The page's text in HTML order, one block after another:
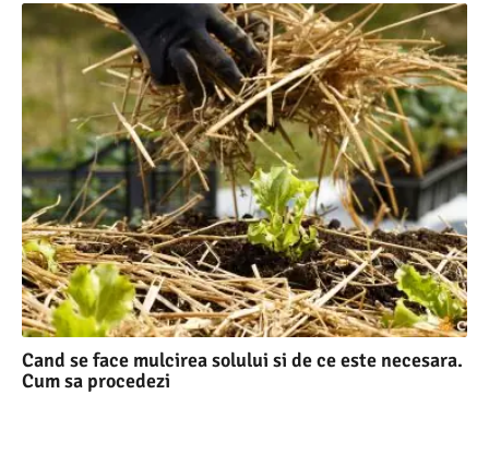
Cand se face mulcirea solului si de ce este necesara.
Cum sa procedezi